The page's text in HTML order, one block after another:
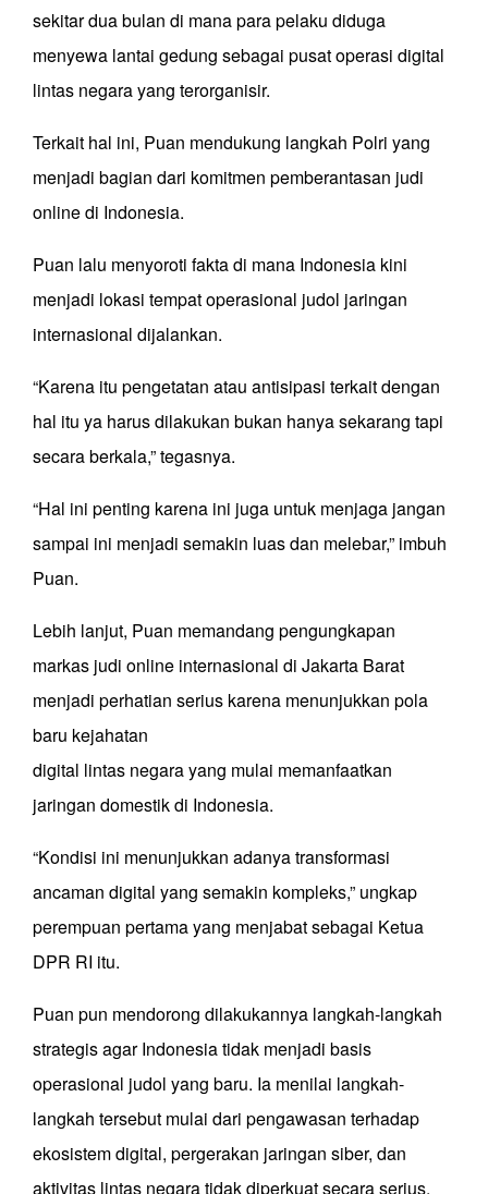
sekitar dua bulan di mana para pelaku diduga
menyewa lantai gedung sebagai pusat operasi digital
lintas negara yang terorganisir.
Terkait hal ini, Puan mendukung langkah Polri yang
menjadi bagian dari komitmen pemberantasan judi
online di Indonesia.
Puan lalu menyoroti fakta di mana Indonesia kini
menjadi lokasi tempat operasional judol jaringan
internasional dijalankan.
“Karena itu pengetatan atau antisipasi terkait dengan
hal itu ya harus dilakukan bukan hanya sekarang tapi
secara berkala,” tegasnya.
“Hal ini penting karena ini juga untuk menjaga jangan
sampai ini menjadi semakin luas dan melebar,” imbuh
Puan.
Lebih lanjut, Puan memandang pengungkapan
markas judi online internasional di Jakarta Barat
menjadi perhatian serius karena menunjukkan pola
baru kejahatan
digital lintas negara yang mulai memanfaatkan
jaringan domestik di Indonesia.
“Kondisi ini menunjukkan adanya transformasi
ancaman digital yang semakin kompleks,” ungkap
perempuan pertama yang menjabat sebagai Ketua
DPR RI itu.
Puan pun mendorong dilakukannya langkah-langkah
strategis agar Indonesia tidak menjadi basis
operasional judol yang baru. Ia menilai langkah-
langkah tersebut mulai dari pengawasan terhadap
ekosistem digital, pergerakan jaringan siber, dan
aktivitas lintas negara tidak diperkuat secara serius.